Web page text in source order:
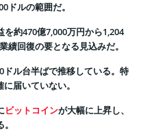
ドルの範囲だ。
約470億7,000万円から1,204
績回復の要となる見込みだ。
ル台半ばで推移している。特
届いていない。
ビットコインが大幅に上昇し、